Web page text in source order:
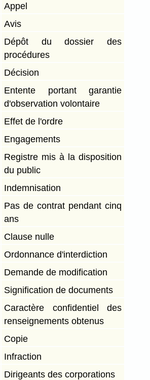
Appel
Avis
Dépôt du dossier des
procédures
Décision
Entente portant garantie
d'observation volontaire
Effet de l'ordre
Engagements
Registre mis à la disposition
du public
Indemnisation
Pas de contrat pendant cinq
ans
Clause nulle
Ordonnance d'interdiction
Demande de modification
Signification de documents
Caractère confidentiel des
renseignements obtenus
Copie
Infraction
Dirigeants des corporations